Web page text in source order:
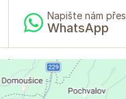
Napište nám přes
WhatsApp